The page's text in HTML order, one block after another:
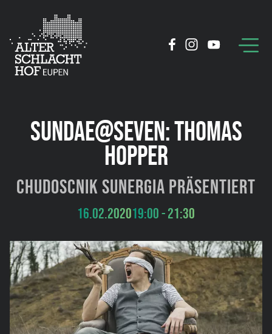
SUNDAE@SEVEN: THOMAS
HOPPER
Chudoscnik Sunergia präsentiert
16.02.202019:00 - 21:30